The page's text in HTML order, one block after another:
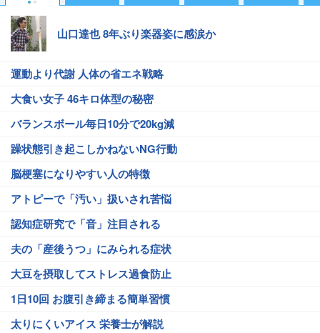
山口達也 8年ぶり楽器姿に感涙か
運動より代謝 人体の省エネ戦略
大食い女子 46キロ体型の秘密
バランスボール毎日10分で20kg減
躁状態引き起こしかねないNG行動
脳梗塞になりやすい人の特徴
アトピーで「汚い」扱いされ苦悩
認知症研究で「音」注目される
夫の「産後うつ」にみられる症状
大豆を摂取してストレス過食防止
1日10回 お腹引き締まる簡単習慣
太りにくいアイス 栄養士が解説